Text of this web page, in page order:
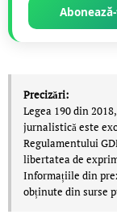
Precizări:
Legea 190 din
jurnalistică este
Regulamentului
libertatea de
Informațiile din
obținute din surse